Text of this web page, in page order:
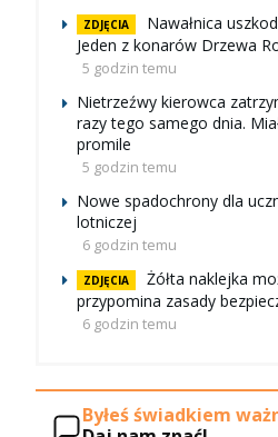
ZDJĘCIA
Nawałnica
Jeden z konarów Drzewa
5 godzin temu
Nietrzeźwy kierowca
razy tego samego dnia.
promile
5 godzin temu
Nowe spadochrony dla
lotniczej
6 godzin temu
ZDJĘCIA
Żółta naklejka
przypomina zasady
6 godzin temu
Byłeś świadkiem